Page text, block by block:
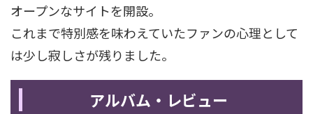
オープンなサイトを開設。
これまで特別感を味わえていたファンの心理として
は少し寂しさが残りました。
アルバム・レビュー